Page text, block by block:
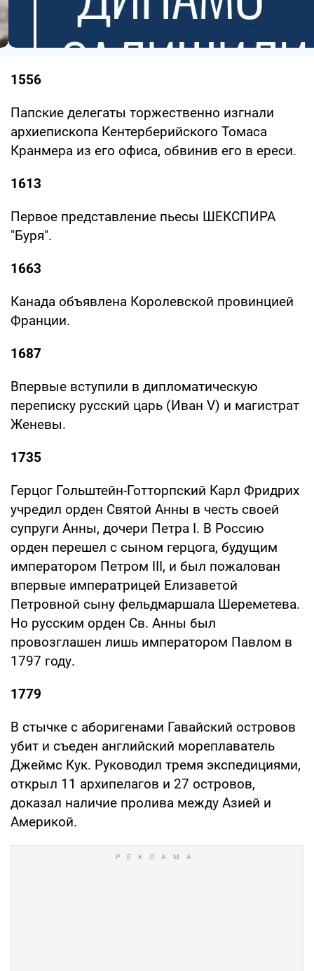
1556
Папские делегаты торжественно изгнали
архиепископа Кентерберийского Томаса
Кранмера из его офиса, обвинив его в ереси.
1613
Первое представление пьесы ШЕКСПИРА
"Буря".
1663
Канада объявлена Королевской провинцией
Франции.
1687
Впервые вступили в дипломатическую
переписку русский царь (Иван V) и магистрат
Женевы.
1735
Герцог Гольштейн-Готторпский Карл Фридрих
учредил орден Святой Анны в честь своей
супруги Анны, дочери Петра I. В Россию
орден перешел с сыном герцога, будущим
императором Петром III, и был пожалован
впервые императрицей Елизаветой
Петровной сыну фельдмаршала Шереметева.
Но русским орден Св. Анны был
провозглашен лишь императором Павлом в
1797 году.
1779
В стычке с аборигенами Гавайский островов
убит и съеден английский мореплаватель
Джеймс Кук. Руководил тремя экспедициями,
открыл 11 архипелагов и 27 островов,
доказал наличие пролива между Азией и
Америкой.